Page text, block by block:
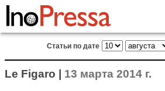
Статьи по дате
Le Figaro | 13 марта 2014 г.